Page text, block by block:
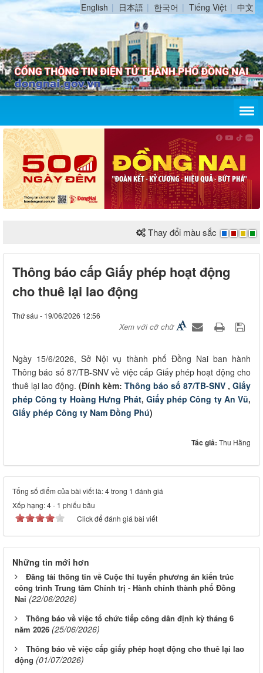
English 日本語 한국어 Tiếng Việt 中文
Thay đổi màu sắc
Thông báo cấp Giấy phép hoạt động
cho thuê lại lao động
Thứ sáu - 19/06/2026 12:56
Xem với cỡ chữ
Ngày 15/6/2026, Sở Nội vụ thành phố Đồng Nai ban hành
Thông báo số 87/TB-SNV về việc cấp Giấy phép hoạt động cho
thuê lại lao động. (Đính kèm: Thông báo số 87/TB-SNV , Giấy
phép Công ty Hoàng Hưng Phát,Giấy phép Công ty An Vũ,
Giấy phép Công ty Nam Đồng Phú)
Tác giả: Thu Hằng
Tổng số điểm của bài viết là: 4 trong 1 đánh giá
Xếp hạng:4- 1 phiếu bầu
Click để đánh giá bài viết
Những tin mới hơn
Đăng tải thông tin về Cuộc thi tuyển phương án kiến trúc
công trình Trung tâm Chính trị - Hành chính thành phố Đồng
Nai (22/06/2026)
Thông báo về việc tổ chức tiếp công dân định kỳ tháng 6
năm 2026 (25/06/2026)
Thông báo về việc cấp giấy phép hoạt động cho thuê lại lao
động (01/07/2026)